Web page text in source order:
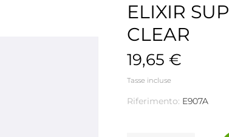
ELIXIR
CLEAR
19,65 €
Tasse incluse
Riferimento: E907A